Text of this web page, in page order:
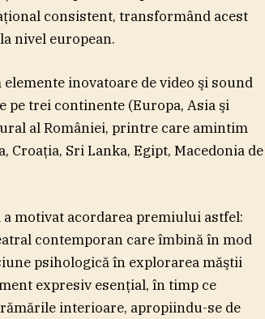
consistent, transformând acest
nivel european.
inovatoare de video şi sound
pe trei continente (Europa, Asia şi
al României, printre care amintim
Croaţia, Sri Lanka, Egipt, Macedonia de
motivat acordarea premiului astfel:
contemporan care îmbină în mod
psihologică în explorarea măştii
expresiv esenţial, în timp ce
interioare, apropiindu-se de